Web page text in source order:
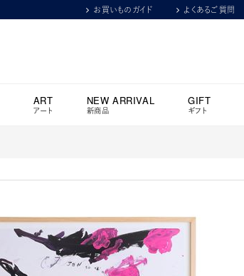
お買いものガイド よくあるご質問
ART
アート
NEW ARRIVAL
新商品
GIFT
ギフト